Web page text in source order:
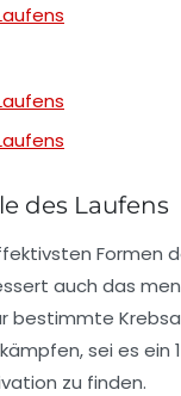
des Laufens
Formen
auch das
bestimmte
sei es ein
zu finden.